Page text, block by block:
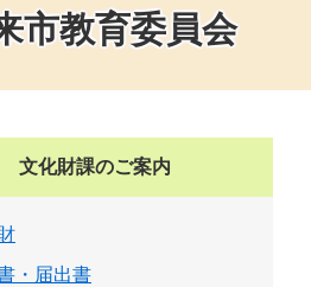
市教育委員会
文化財課のご案内
・届出書